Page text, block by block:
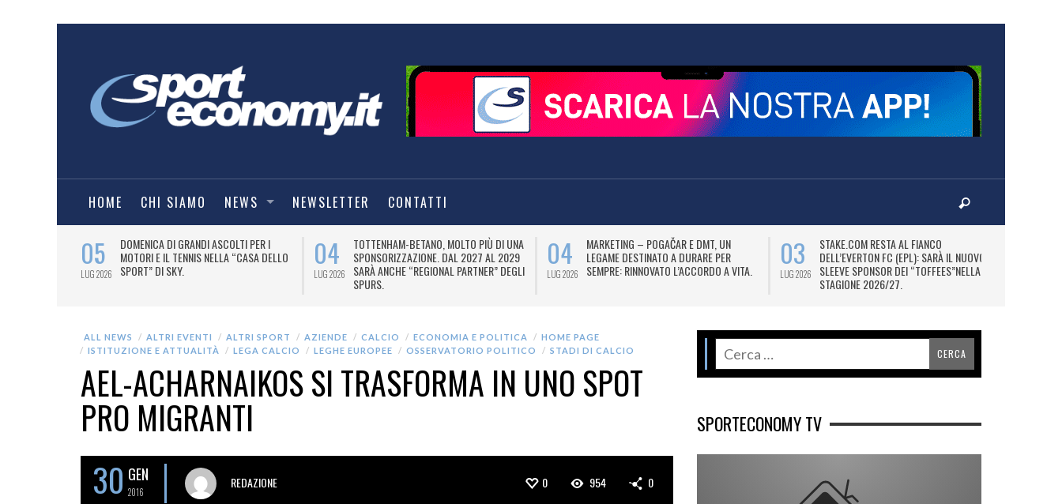
HOME CHI SIAMO NEWS NEWSLETTER CONTATTI
05
LUG 2026
DOMENICA DI GRANDI ASCOLTI PER I
MOTORI E IL TENNIS NELLA “CASA DELLO
SPORT” DI SKY.
04
LUG 2026
TOTTENHAM-BETANO, MOLTO PIÙ DI UNA
SPONSORIZZAZIONE. DAL 2027 AL 2029
SARÀ ANCHE “REGIONAL PARTNER” DEGLI
SPURS.
04
LUG 2026
MARKETING – POGAČAR E DMT, UN
LEGAME DESTINATO A DURARE PER
SEMPRE: RINNOVATO L’ACCORDO A VITA.
03
LUG 2026
STAKE.COM RESTA AL FIANCO
DELL’EVERTON FC (EPL): SARÀ IL NUOVO
SLEEVE SPONSOR DEI “TOFFEES”NELLA
STAGIONE 2026/27.
ALL NEWS ALTRI EVENTI ALTRI SPORT AZIENDE CALCIO ECONOMIA E POLITICA
HOME PAGE
ISTITUZIONE E ATTUALITÀ
LEGA CALCIO LEGHE EUROPEE OSSERVATORIO POLITICO STADI DI CALCIO
AEL-ACHARNAIKOS SI TRASFORMA IN UNO SPOT
PRO MIGRANTI
30 GEN
2016
REDAZIONE 0 954 0
SPORTECONOMY TV